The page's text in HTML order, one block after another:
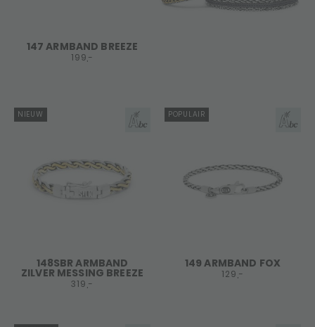
147 ARMBAND BREEZE
199,-
NIEUW
148SBR ARMBAND
ZILVER MESSING BREEZE
319,-
POPULAIR
149 ARMBAND FOX
129,-